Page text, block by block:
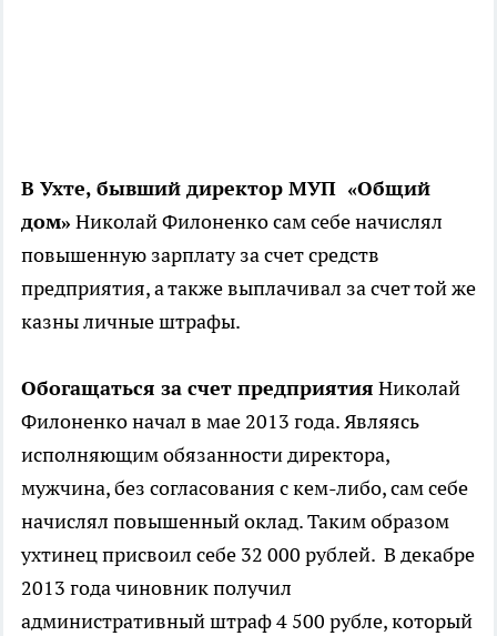
В Ухте, бывший директор МУП «Общий
дом» Николай Филоненко сам себе начислял
повышенную зарплату за счет средств
предприятия, а также выплачивал за счет той же
казны личные штрафы.
Обогащаться за счет предприятия Николай
Филоненко начал в мае 2013 года. Являясь
исполняющим обязанности директора,
мужчина, без согласования с кем-либо, сам себе
начислял повышенный оклад. Таким образом
ухтинец присвоил себе 32 000 рублей. В декабре
2013 года чиновник получил
административный штраф 4 500 рубле, который